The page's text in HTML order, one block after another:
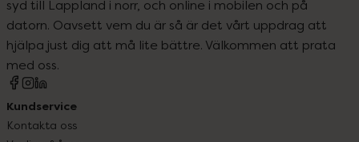
syd till Lappland i norr, och online i mobilen och på
datorn. Oavsett vem du är så är det vårt uppdrag att
hjälpa just dig att må lite bättre. Välkommen att prata
med oss.
Kundservice
Kontakta oss